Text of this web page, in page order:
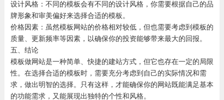
设计风格：不同的模板会有不同的设计风格，你需要根据自己的品
牌形象和审美偏好来选择合适的模板。
价格因素：虽然模板网站的价格相对较低，但也需要考虑到模板的
质量、更新频率等因素，以确保你的投资能够带来最大的回报。
五、结论
模板做网站是一种简单、快捷的建站方式，但它也存在一定的局限
性。在选择合适的模板时，需要充分考虑到自己的实际情况和需
求，做出明智的选择。只有这样，才能确保你的网站既能满足基本
的功能需求，又能展现出独特的个性和风格。